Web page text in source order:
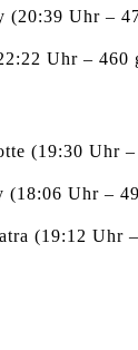
(20:39 Uhr –
Uhr – 460
(19:30 Uhr –
(18:06 Uhr –
(19:12 Uhr